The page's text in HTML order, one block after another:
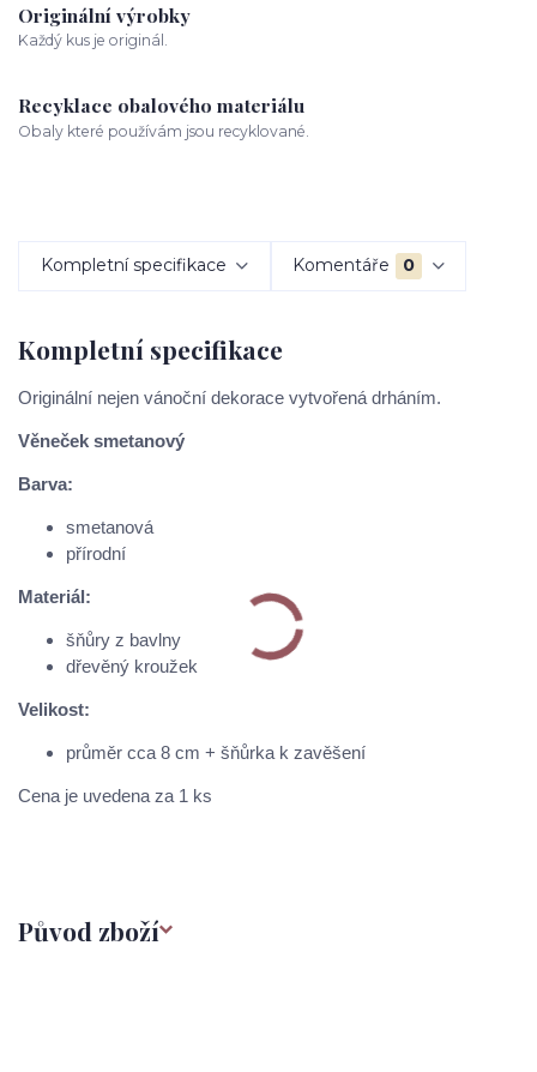
Originální výrobky
Každý kus je originál.
Recyklace obalového materiálu
Obaly které používám jsou recyklované.
Kompletní specifikace Komentáře 0
Kompletní specifikace
Originální nejen vánoční dekorace vytvořená drháním.
Věneček smetanový
Barva:
smetanová
přírodní
Materiál:
šňůry z bavlny
dřevěný kroužek
Velikost:
průměr cca 8 cm + šňůrka k zavěšení
Cena je uvedena za 1 ks
Původ zboží